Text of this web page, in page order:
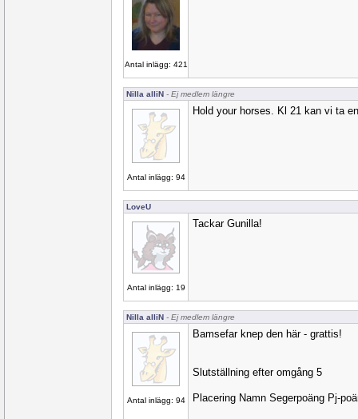
Antal inlägg: 421
Nilla alliN - Ej medlem längre
Antal inlägg: 94
Hold your horses. Kl 21 kan vi ta
LoveU
Antal inlägg: 19
Tackar Gunilla!
Nilla alliN - Ej medlem längre
Antal inlägg: 94
Bamsefar knep den här - grattis!
Slutställning efter omgång 5
Placering Namn Segerpoäng Pj-